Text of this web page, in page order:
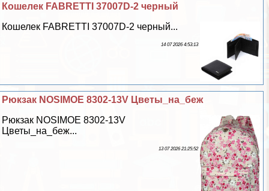
Кошелек FABRETTI 37007D-2 черный
Кошелек FABRETTI 37007D-2 черный...
14 07 2026 4:53:13
Рюкзак NOSIMOE 8302-13V Цветы_на_беж
Рюкзак NOSIMOE 8302-13V
Цветы_на_беж...
13 07 2026 21:25:52